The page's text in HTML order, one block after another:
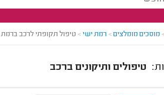
מוסכים מומלצים> רמת ישי > טיפול תקופתי לרכב ברמת
טיפולים ותיקונים ברכב